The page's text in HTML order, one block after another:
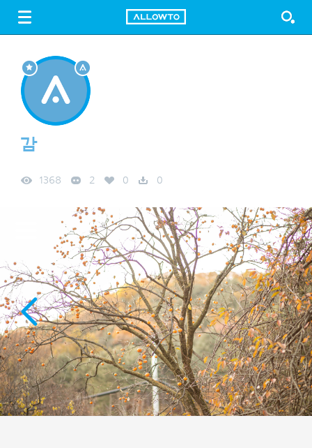
FREE DOWNLOAD
감
1368 2 0 0